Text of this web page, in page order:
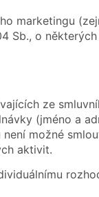
marketingu
Sb., o
ze
(jméno a
možné
aktivit.